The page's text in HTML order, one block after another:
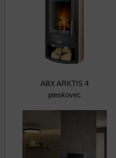
ABX ARKTIS 4
pieskovec